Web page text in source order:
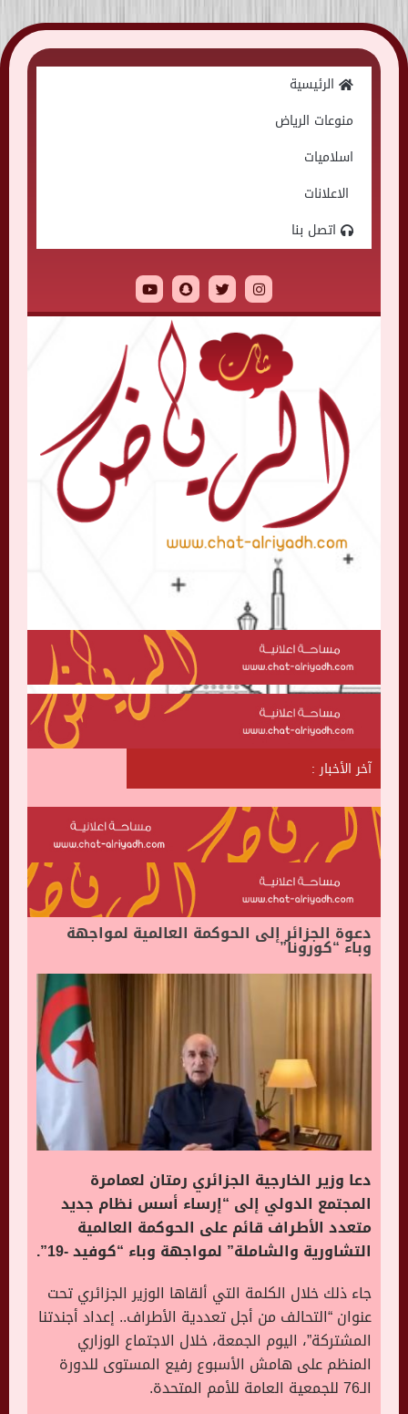
Skip
to
الرئيسية
منوعات الرياض
اسلاميات
الاعلانات
اتصل بنا
آخر الأخبار :
دعوة الجزائر إلى الحوكمة العالمية لمواجهة
وباء “كورونا”
دعا وزير الخارجية الجزائري رمتان لعمامرة
المجتمع الدولي إلى “إرساء أسس نظام جديد
متعدد الأطراف قائم على الحوكمة العالمية
التشاورية والشاملة” لمواجهة وباء “كوفيد -19”.
جاء ذلك خلال الكلمة التي ألقاها الوزير الجزائري تحت
عنوان “التحالف من أجل تعددية الأطراف.. إعداد أجندتنا
المشتركة”، اليوم الجمعة، خلال الاجتماع الوزاري
المنظم على هامش الأسبوع رفيع المستوى للدورة
الـ76 للجمعية العامة للأمم المتحدة.